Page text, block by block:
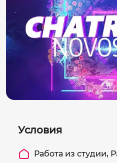
Условия
Работа из студии,